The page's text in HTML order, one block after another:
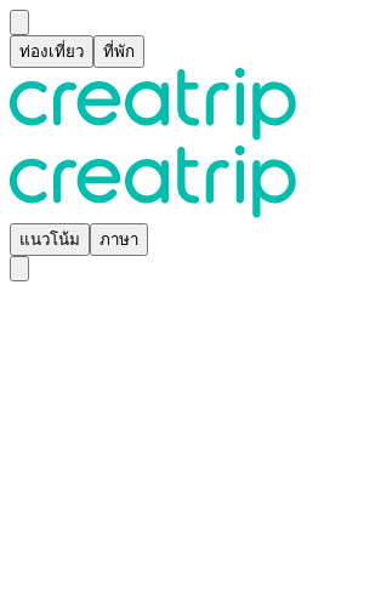
ท่องเที่ยว ที่พัก
แนวโน้ม ภาษา